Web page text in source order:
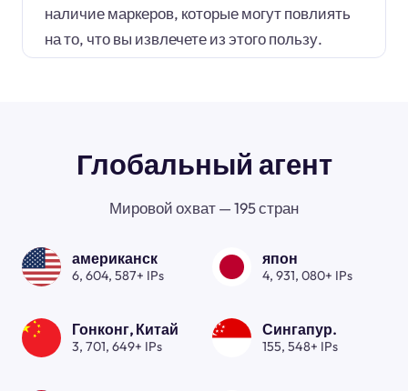
наличие маркеров, которые могут повлиять
на то, что вы извлечете из этого пользу.
Глобальный агент
Мировой охват — 195 стран
американск
6, 604, 587+ IPs
япон
4, 931, 080+ IPs
Гонконг, Китай
3, 701, 649+ IPs
Сингапур.
155, 548+ IPs